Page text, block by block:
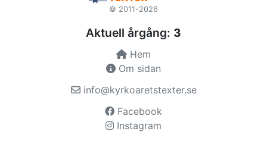
© 2011-2026
Aktuell årgång: 3
Hem
Om sidan
info@kyrkoaretstexter.se
Facebook
Instagram